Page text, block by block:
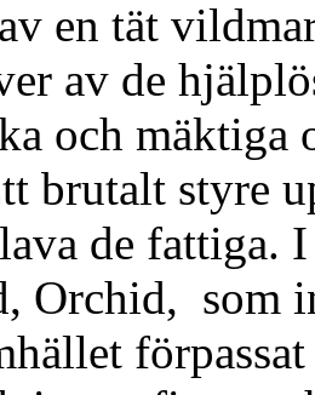
en tät
av de
och mäktiga
brutalt styre
de fattiga.
Orchid, som